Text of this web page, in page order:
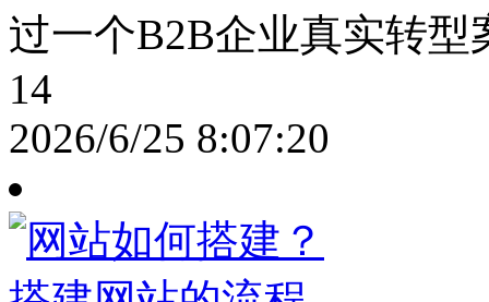
过一个B2B企业真实转型
14
2026/6/25 8:07:20